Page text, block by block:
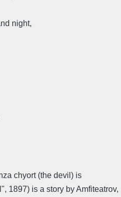
night,
chyort (the devil) is
1897) is a story by Amfiteatrov,